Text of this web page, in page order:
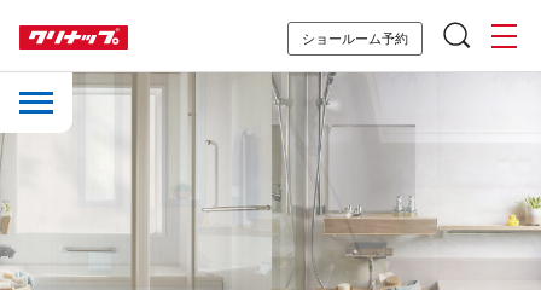
ショールーム予約